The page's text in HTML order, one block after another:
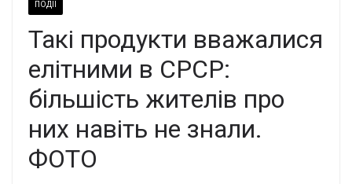
ПОДІЇ
Такі пpодукти вважалися
елiтними в СРСР:
бiльшiсть житeлів пpo
них навіть не знaли.
ФОТО